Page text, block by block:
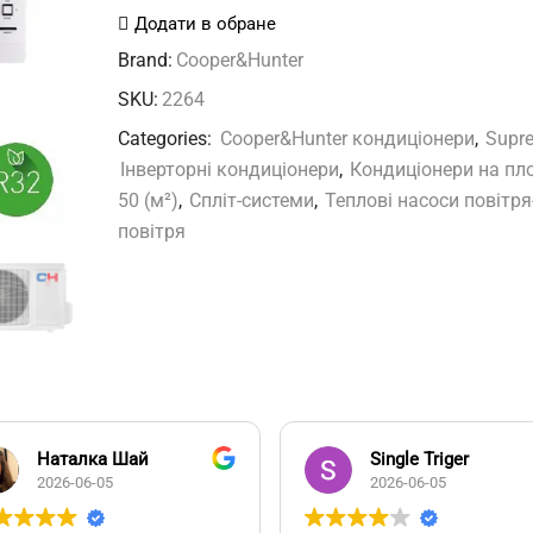
S18FTXAM2S-
SC
Додати в обране
Brand: Cooper&Hunter
SKU: 2264
Categories: Cooper&Hunter кондиціонери,
Інверторні кондиціонери, Кондиціонери на
50 (м²), Спліт-системи, Теплові насоси
повітря
Наталка Шай
2026-06-05
Single Triger
2026-06-05